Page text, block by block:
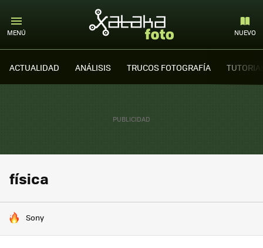
MENÚ NUEVO
ACTUALIDAD ANÁLISIS TRUCOS FOTOGRAFÍA
física
HOY SE HABLA DE
Sony